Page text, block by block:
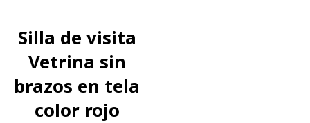
Silla de visita
Vetrina sin
brazos en tela
color rojo